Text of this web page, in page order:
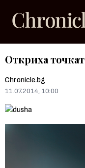
Откриха
Chronicle.bg
11.07.2014, 10:00